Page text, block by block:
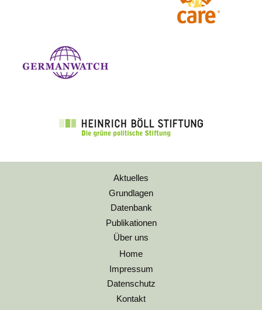
Aktuelles
Grundlagen
Datenbank
Publikationen
Über uns
Home
Impressum
Datenschutz
Kontakt